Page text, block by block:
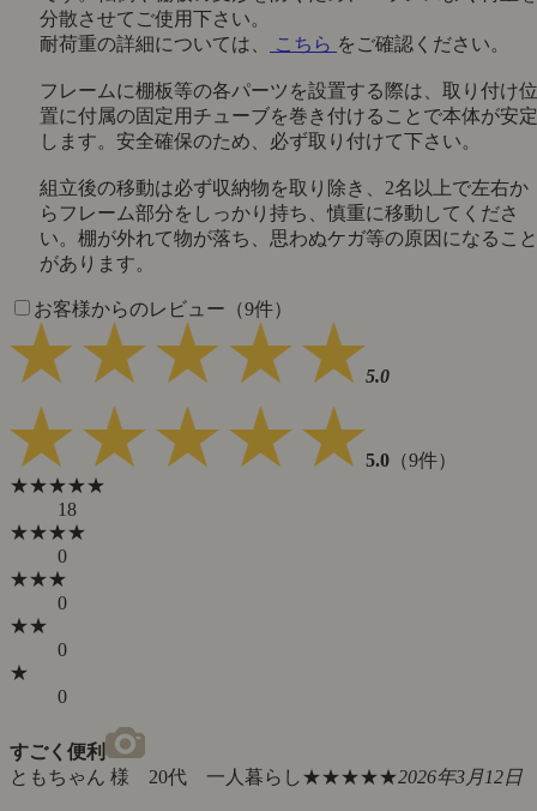
分散させてご使用下さい。
耐荷重の詳細については、
こちら をご確認ください。
フレームに棚板等の各パーツを設置する際は、取り付け位
置に付属の固定用チューブを巻き付けることで本体が安定
します。安全確保のため、必ず取り付けて下さい。
組立後の移動は必ず収納物を取り除き、2名以上で左右か
らフレーム部分をしっかり持ち、慎重に移動してくださ
い。棚が外れて物が落ち、思わぬケガ等の原因になること
があります。
お客様からのレビュー（9件）
5.0
5.0 （9件）
★★★★★
18
★★★★
0
★★★
0
★★
0
★
0
すごく便利
ともちゃん 様 20代 一人暮らし★★★★★2026年3月12日